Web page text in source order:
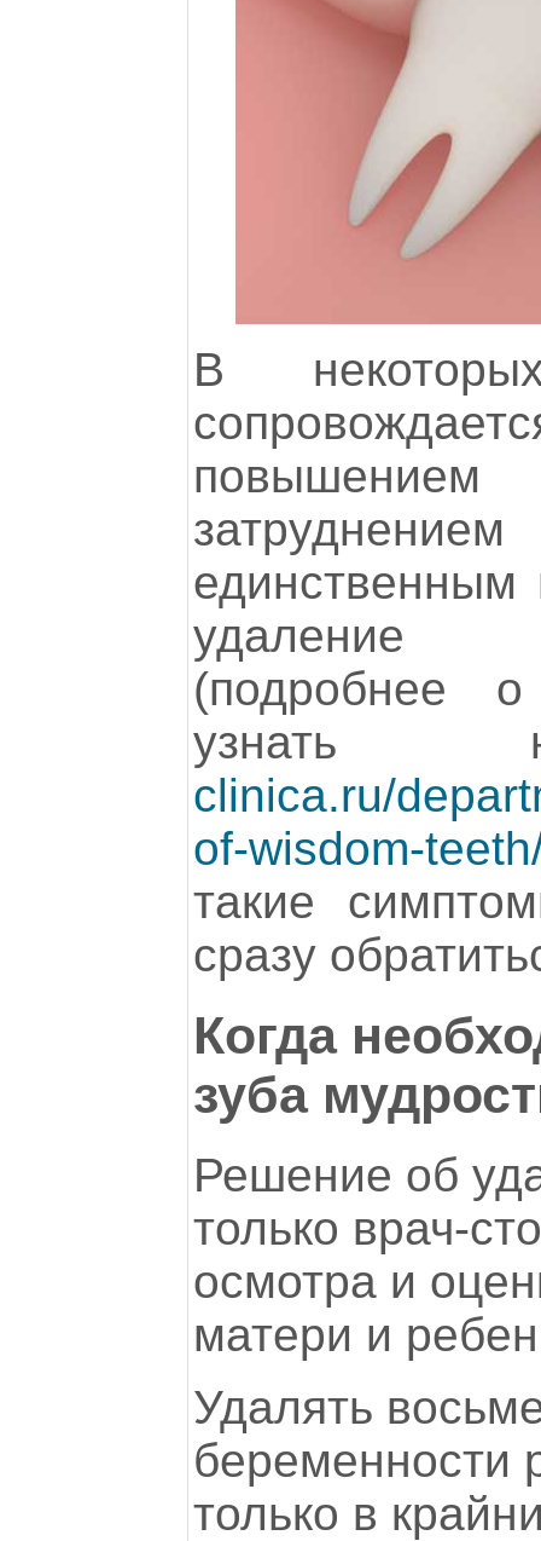
В
единственным
удаление
(подробнее
clinica.ru/
of-wisdom-
такие
сразу
Когда
зуба
Решение об
только врач-
осмотра и
матери и
Удалять
беременности
только в